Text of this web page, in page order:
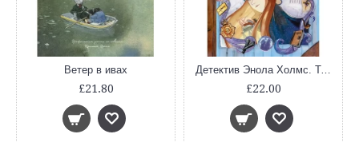
Ветер в ивах
£21.80
Детектив Энола Холмс. Том 2. Дело леди Алистер
£22.00